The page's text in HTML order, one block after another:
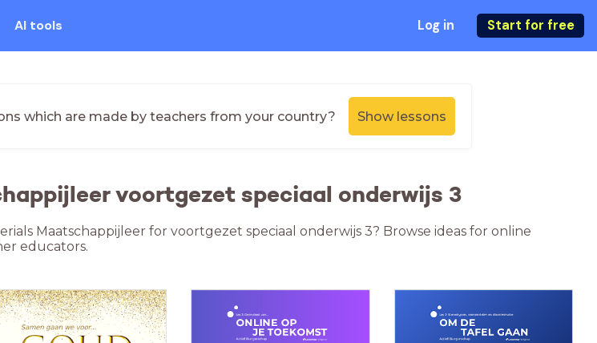
AI tools Log in Start for free
which are made by teachers from your country? Show lessons
voortgezet speciaal onderwijs 3
Maatschappijleer for voortgezet speciaal onderwijs 3? Browse ideas for online
educators.